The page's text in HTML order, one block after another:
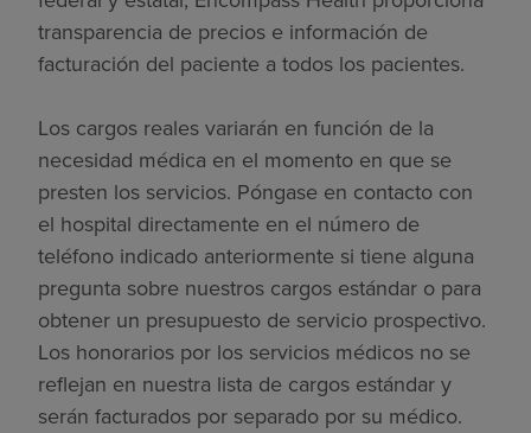
transparencia de precios e información de
facturación del paciente a todos los pacientes.
Los cargos reales variarán en función de la
necesidad médica en el momento en que se
presten los servicios. Póngase en contacto con
el hospital directamente en el número de
teléfono indicado anteriormente si tiene alguna
pregunta sobre nuestros cargos estándar o para
obtener un presupuesto de servicio prospectivo.
Los honorarios por los servicios médicos no se
reflejan en nuestra lista de cargos estándar y
serán facturados por separado por su médico.